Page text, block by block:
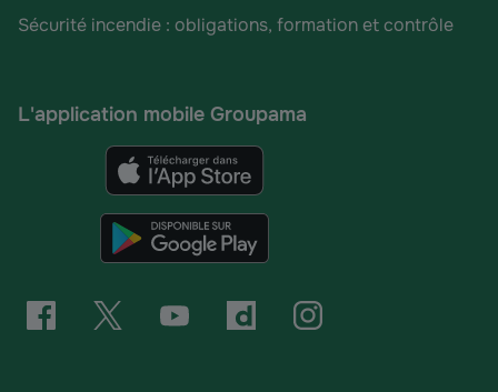
Sécurité incendie : obligations, formation et contrôle
L'application mobile Groupama